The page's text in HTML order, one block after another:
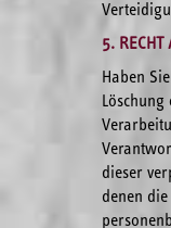
5. RECHT
Haben
dieser
denen